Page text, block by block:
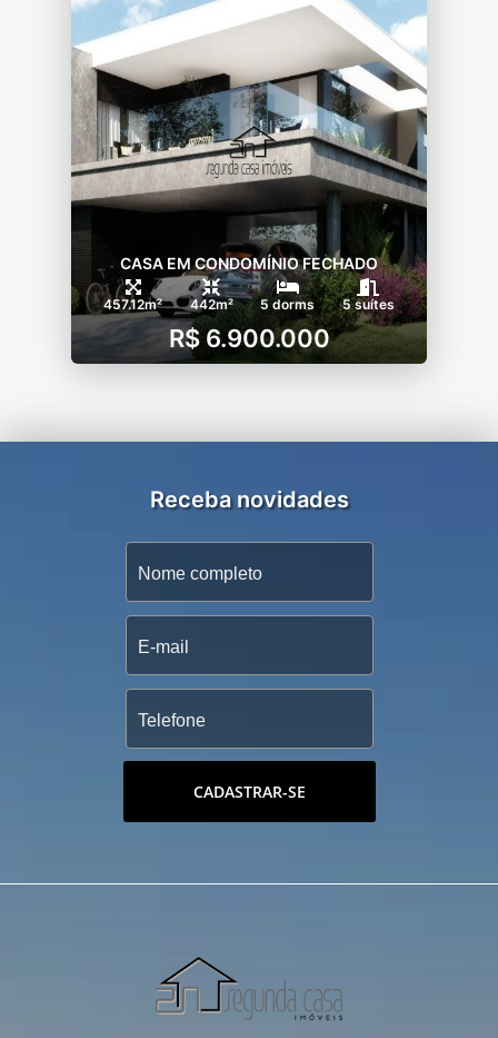
CASA EM CONDOMÍNIO FECHADO
457.12m² 442m² 5 dorms 5 suítes
R$ 6.900.000
Receba novidades
CADASTRAR-SE